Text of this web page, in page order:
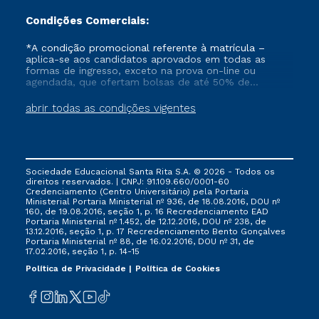
Condições Comerciais:
abrir todas as condições vigentes
*A condição promocional referente à matrícula –
aplica-se aos candidatos aprovados em todas as
formas de ingresso, exceto na prova on-line ou
agendada, que ofertam bolsas de até 50% de
que ainda não tenham efetivado e/ou não tenham
cancelado ou trancado sua matrícula em uma das
FIES, Prouni e outros programas governamentais, e
não se acumula com nenhuma outra campanha
ofertada pela Instituição.
Sociedade Educacional Santa Rita S.A. © 2026 - Todos os
direitos reservados. | CNPJ: 91.109.660/0001-60
Credenciamento (Centro Universitário) pela Portaria
Ministerial Portaria Ministerial nº 936, de 18.08.2016, DOU nº
160, de 19.08.2016, seção 1, p. 16 Recredenciamento EAD
Portaria Ministerial nº 1.452, de 12.12.2016, DOU nº 238, de
13.12.2016, seção 1, p. 17 Recredenciamento Bento Gonçalves
Portaria Ministerial nº 88, de 16.02.2016, DOU nº 31, de
17.02.2016, seção 1, p. 14-15
Política de Privacidade
Política de Cookies